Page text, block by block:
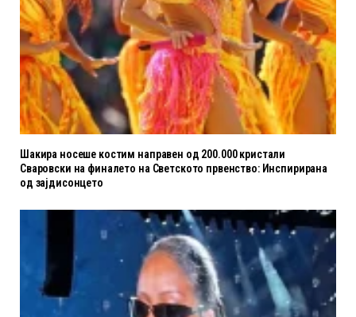
Шакира носеше костим направен од 200.000 кристали
Сваровски на финалето на Светското првенство: Инспирирана
од зајдисонцето